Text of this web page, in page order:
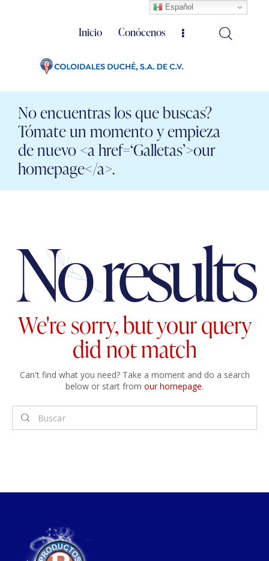
Inicio Conócenos
No encuentras los que buscas?
Tómate un momento y empieza
de nuevo <a href=‘Galletas’>our
homepage</a>.
No results
We're sorry, but your query
did not match
Can't find what you need? Take a moment and do a search
below or start from our homepage.
Español